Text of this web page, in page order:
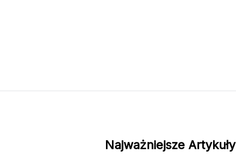
Najważniejsze Artykuły